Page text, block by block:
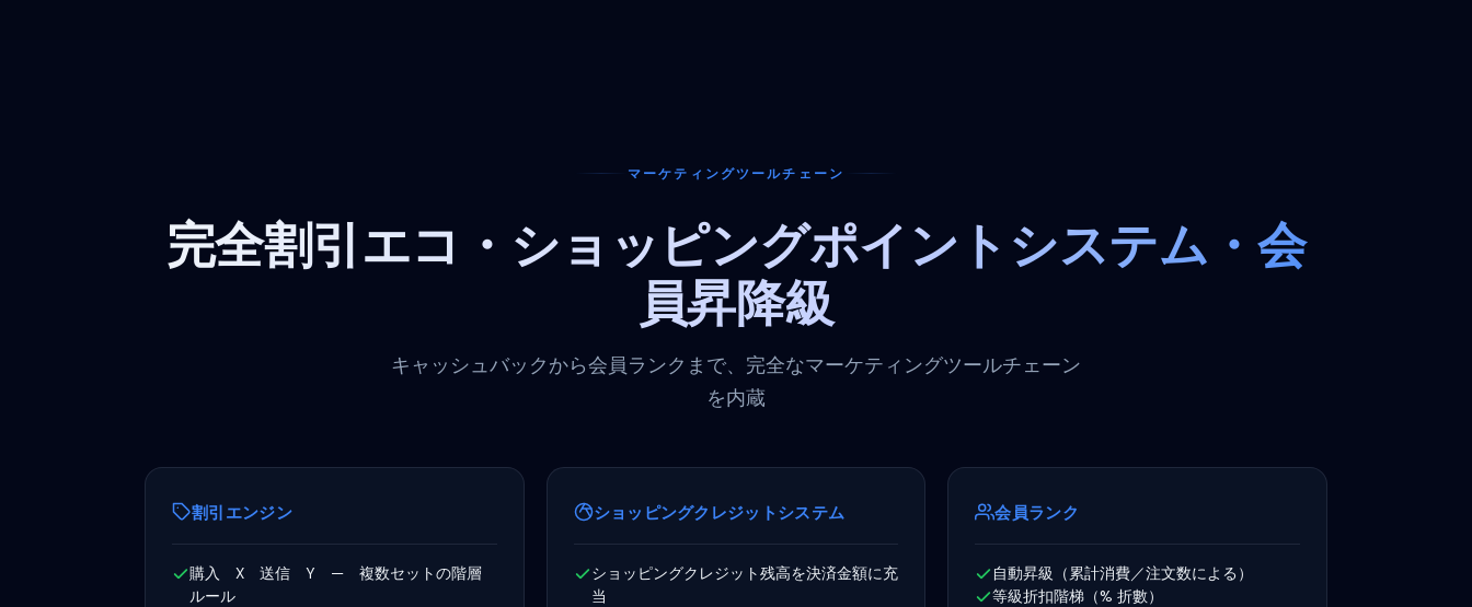
マーケティングツールチェーン
完全割引エコ・ショッピングポイントシステム・会
員昇降級
キャッシュバックから会員ランクまで、完全なマーケティングツールチェーン
を内蔵
割引エンジン
購入 X 送信 Y — 複数セットの階層
ルール
ショッピングクレジットシステム
ショッピングクレジット残高を決済金額に充
当
会員ランク
自動昇級（累計消費／注文数による）
等級折扣階梯（% 折數）